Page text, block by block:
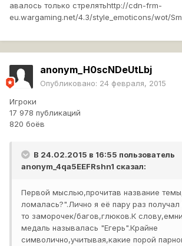
авалось только стрелятьhttp://cdn-frm-
eu.wargaming.net/4.3/style_emoticons/wot/
anonym_H0scNDeUtLbj
Опубликовано: 24 февраля, 2015
Игроки
17 978 публикаций
820 боёв
В 24.02.2015 в 16:55 пользователь
anonym_4qa5EEFRshn1 сказал:
Первой мыслью,прочитав название
ломалась?".Лично я её пару раз получал
то заморочек/багов,глюков.К
медаль называлась "Егерь".Крайне
символично,учитывая,какие порой